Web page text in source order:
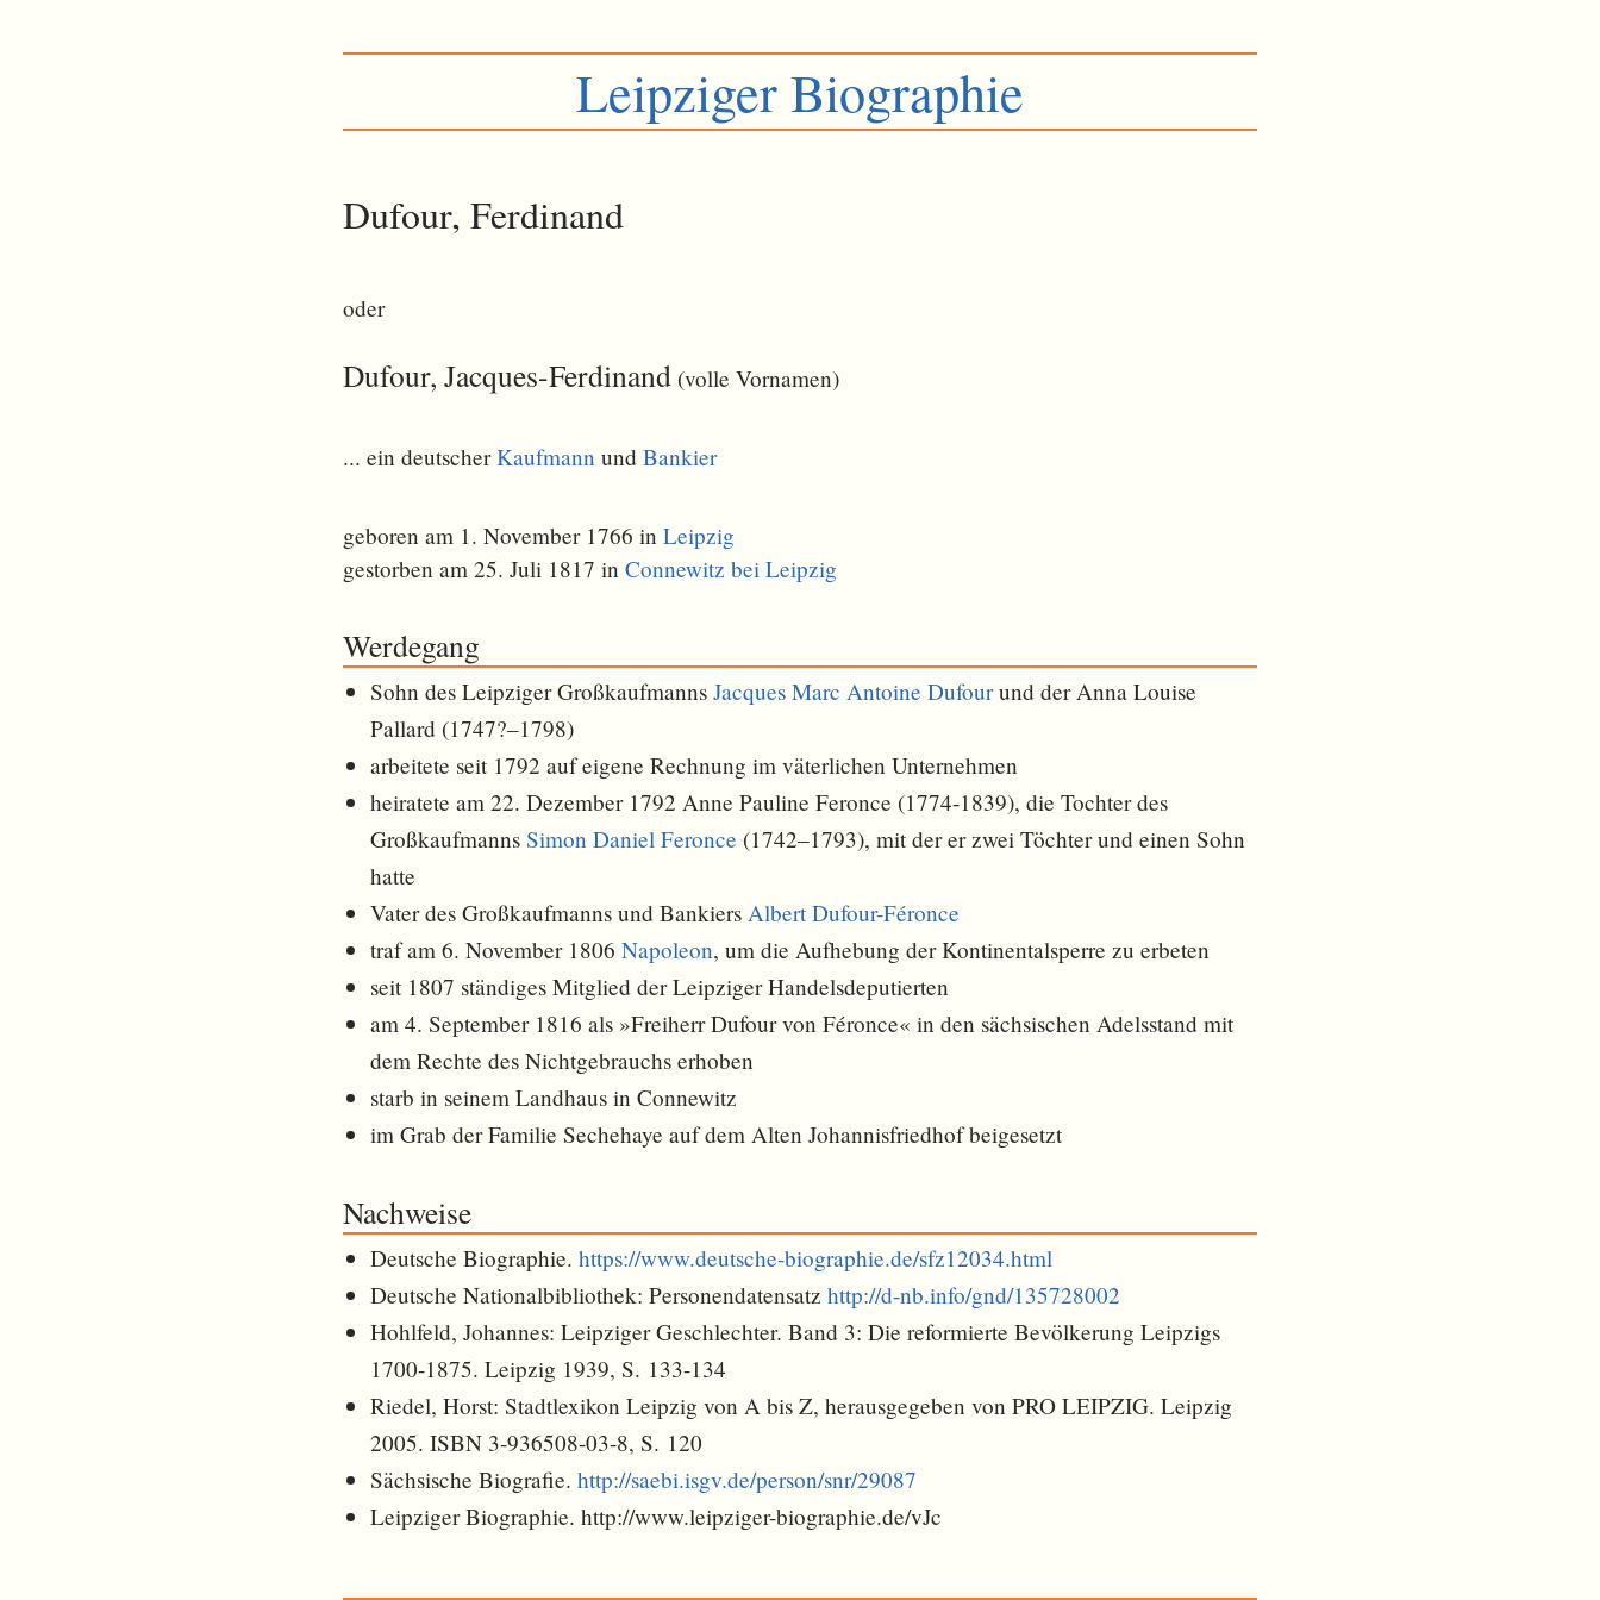
Leipziger Biographie
Dufour, Ferdinand
oder
Dufour, Jacques-Ferdinand (volle Vornamen)
... ein deutscherKaufmann und Bankier
geboren am 1. November 1766 in Leipzig
gestorben am 25. Juli 1817 in Connewitz bei Leipzig
Werdegang
Sohn des Leipziger GroßkaufmannsJacques Marc Antoine Dufourund der Anna Louise
Pallard (1747?–1798)
arbeitete seit 1792 auf eigene Rechnung im väterlichen Unternehmen
heiratete am 22. Dezember 1792 Anne Pauline Feronce (1774-1839), die Tochter des
GroßkaufmannsSimon Daniel Feronce (1742–1793), mit der er zwei Töchter und einen Sohn
hatte
Vater des Großkaufmanns und BankiersAlbert Dufour-Féronce
traf am 6. November 1806Napoleon, um die Aufhebung der Kontinentalsperre zu erbeten
seit 1807 ständiges Mitglied der Leipziger Handelsdeputierten
am 4. September 1816 als »Freiherr Dufour von Féronce« in den sächsischen Adelsstand mit
dem Rechte des Nichtgebrauchs erhoben
starb in seinem Landhaus in Connewitz
im Grab der Familie Sechehaye auf dem Alten Johannisfriedhof beigesetzt
Nachweise
Deutsche Biographie.https://www.deutsche-biographie.de/sfz12034.html
Deutsche Nationalbibliothek: Personendatensatzhttp://d-nb.info/gnd/135728002
Hohlfeld, Johannes: Leipziger Geschlechter. Band 3: Die reformierte Bevölkerung Leipzigs
1700-1875. Leipzig 1939, S. 133-134
Riedel, Horst: Stadtlexikon Leipzig von A bis Z, herausgegeben von PRO LEIPZIG. Leipzig
2005. ISBN 3-936508-03-8, S. 120
Sächsische Biografie.http://saebi.isgv.de/person/snr/29087
Leipziger Biographie. http://www.leipziger-biographie.de/vJc